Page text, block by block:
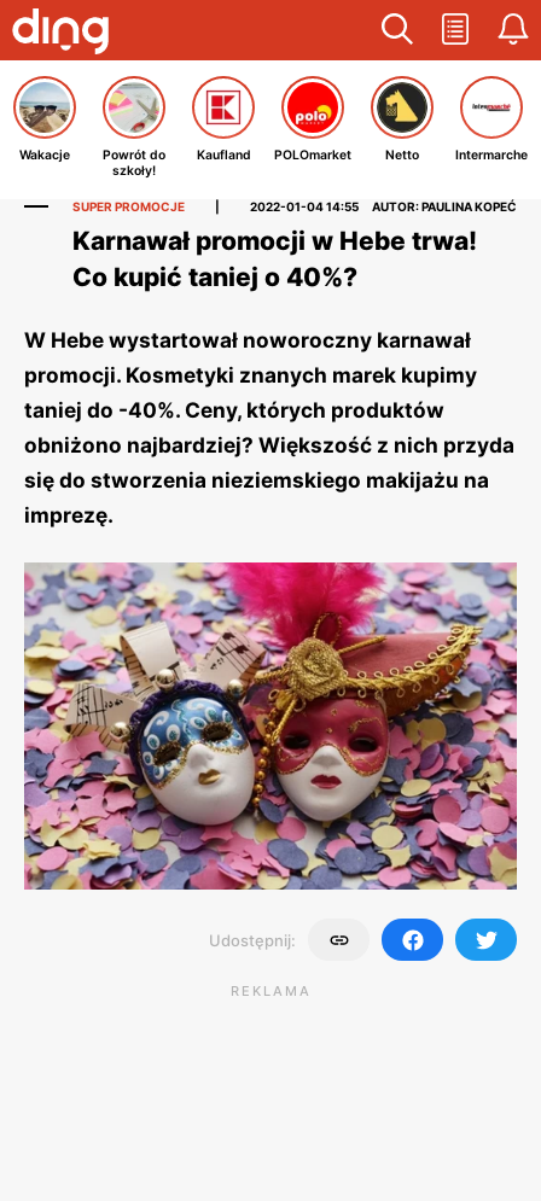
Wakacje
Powrót do
szkoły!
Kaufland POLOmarket Netto Intermarche
SUPER PROMOCJE 2022-01-04 14:55 AUTOR: PAULINA KOPEĆ
Karnawał promocji w Hebe trwa!
Co kupić taniej o 40%?
W Hebe wystartował noworoczny karnawał
promocji. Kosmetyki znanych marek kupimy
taniej do -40%. Ceny, których produktów
obniżono najbardziej? Większość z nich przyda
się do stworzenia nieziemskiego makijażu na
imprezę.
Udostępnij:
REKLAMA